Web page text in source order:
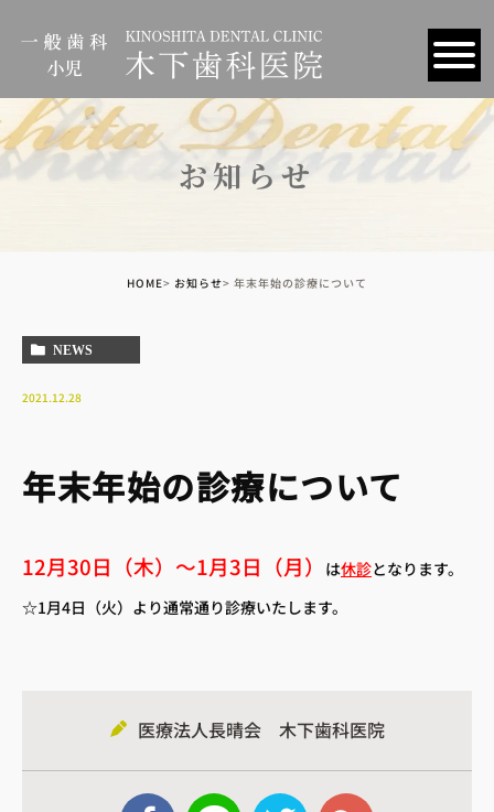
お知らせ
HOME お知らせ 年末年始の診療について
NEWS
2021.12.28
年末年始の診療について
12月30日（木）～1月3日（月） は休診となります。
☆1月4日（火）より通常通り診療いたします。
医療法人長晴会 木下歯科医院